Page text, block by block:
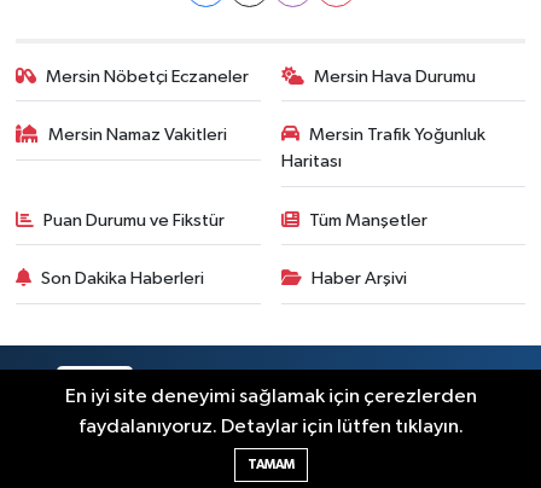
Mersin Nöbetçi Eczaneler Mersin Hava Durumu
Mersin Namaz Vakitleri
Mersin Trafik Yoğunluk
Haritası
Puan Durumu ve Fikstür Tüm Manşetler
Son Dakika Haberleri Haber Arşivi
Haber Yazılımı:
En iyi site deneyimi sağlamak için çerezlerden
faydalanıyoruz. Detaylar için lütfen tıklayın.
TAMAM